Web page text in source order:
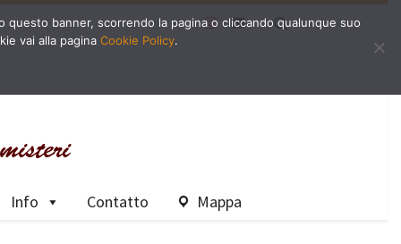
Search
Info Contatto Mappa
banner, scorrendo la pagina o cliccando qualunque suo
vai alla pagina Cookie Policy.